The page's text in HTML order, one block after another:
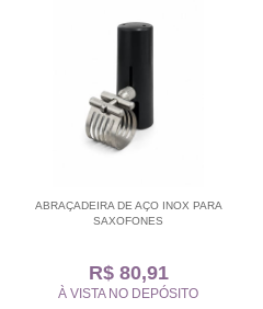
ABRAÇADEIRA DE AÇO INOX PARA
SAXOFONES
R$ 80,91
À VISTA NO DEPÓSITO